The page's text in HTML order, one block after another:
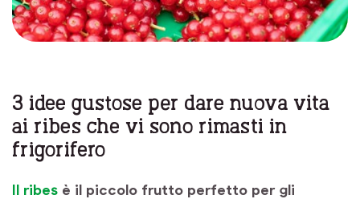
3 idee gustose per dare nuova vita
ai ribes che vi sono rimasti in
frigorifero
Il ribes è il piccolo frutto perfetto per gli